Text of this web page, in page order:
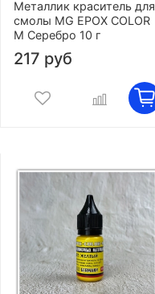
Металлик краситель для
смолы MG EPOX COLOR
M Серебро 10 г
217 руб